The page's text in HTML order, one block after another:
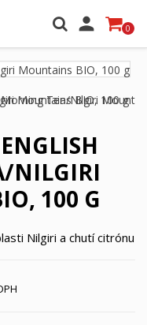
 0
NILGIRI
100 G
Nilgiri a chutí citrónu